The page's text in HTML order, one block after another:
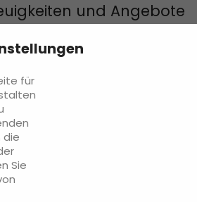
für
die
Sie
und Angebote
jederzeit widerrufen. Unsere
Sie u. a. in der Datenschutzerklärung.